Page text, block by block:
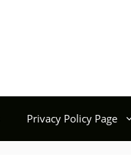
Privacy Policy Page